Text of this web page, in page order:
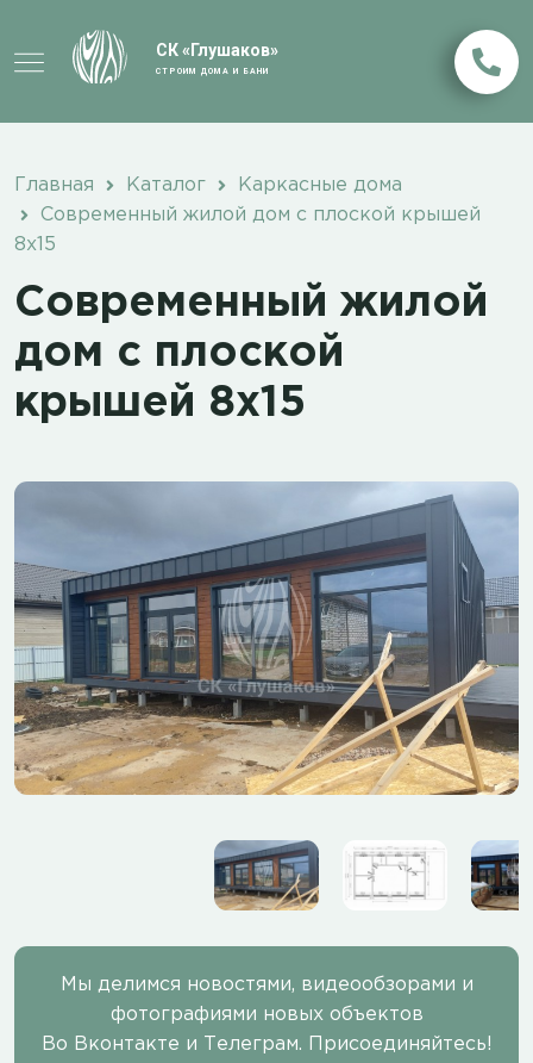
СК «Глушаков»
СТРОИМ ДОМА И БАНИ
Главная Каталог
Каркасные дома
Современный жилой дом с плоской крышей
8х15
Современный жилой
дом с плоской
крышей 8х15
Мы делимся новостями, видеообзорами и
фотографиями новых объектов
Во Вконтакте и Телеграм. Присоединяйтесь!